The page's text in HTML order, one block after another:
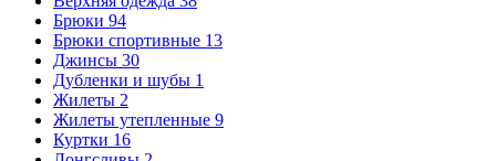
Брюки 94
Брюки спортивные 13
Джинсы 30
Дубленки и шубы 1
Жилеты 2
Жилеты утепленные 9
Куртки 16